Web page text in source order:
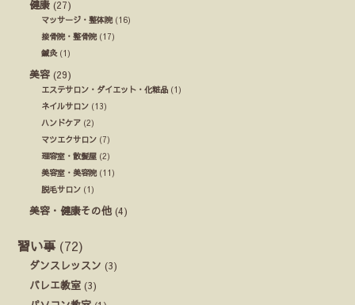
健康 (27)
マッサージ・整体院(16)
接骨院・整骨院(17)
鍼灸(1)
美容 (29)
エステサロン・ダイエット・化粧品 (1)
ネイルサロン (13)
ハンドケア (2)
マツエクサロン (7)
理容室・散髪屋 (2)
美容室・美容院(11)
脱毛サロン (1)
美容・健康その他 (4)
習い事 (72)
ダンスレッスン (3)
バレエ教室 (3)